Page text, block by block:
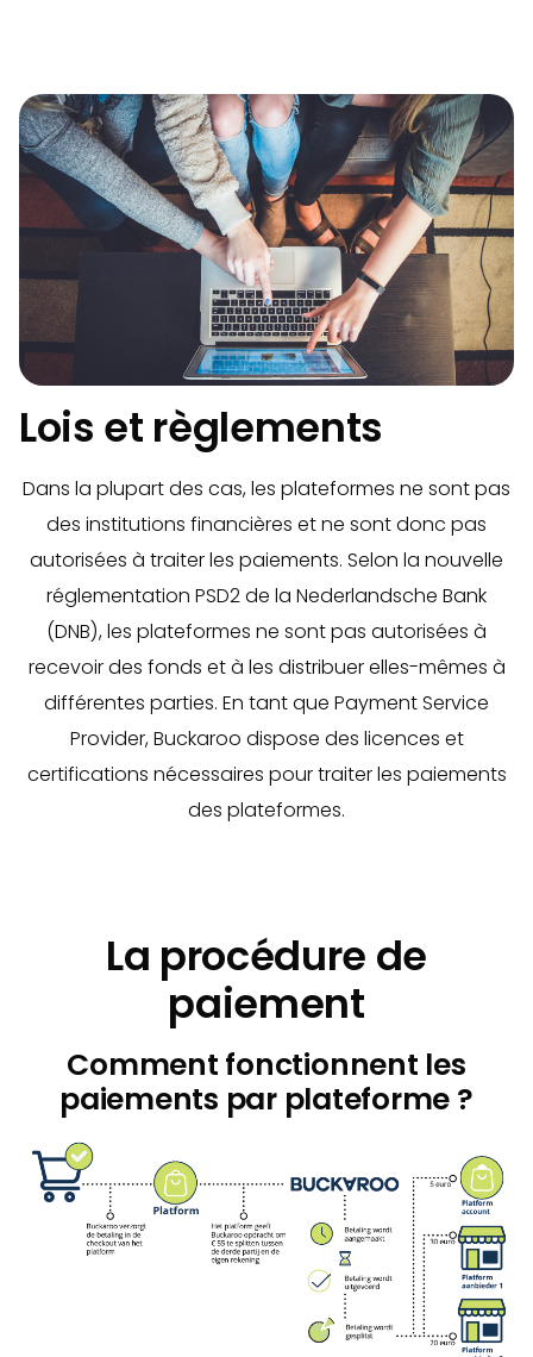
Lois et règlements
Dans la plupart des cas, les plateformes ne sont pas
des institutions financières et ne sont donc pas
autorisées à traiter les paiements. Selon la nouvelle
réglementation PSD2 de la Nederlandsche Bank
(DNB), les plateformes ne sont pas autorisées à
recevoir des fonds et à les distribuer elles-mêmes à
différentes parties. En tant que Payment Service
Provider, Buckaroo dispose des licences et
certifications nécessaires pour traiter les paiements
des plateformes.
La procédure de
paiement
Comment fonctionnent les
paiements par plateforme ?